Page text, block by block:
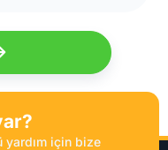
yardım için bize